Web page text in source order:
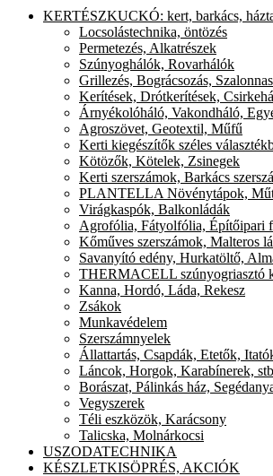
KERTÉSZKUCKÓ: kert, barkács,
Locsolástechnika, öntözés
Permetezés, Alkatrészek
Szúnyoghálók, Rovarhálók
Grillezés, Bográcsozás,
Kerítések, Drótkerítések,
Árnyékolóháló, Vakondháló,
Agroszövet, Geotextil, Műfű
Kerti kiegészítők széles
Kötözők, Kötelek, Zsinegek
Kerti szerszámok, Barkács
PLANTELLA Növénytápok,
Virágkaspók, Balkonládák
Agrofólia, Fátyolfólia, Építőipari
Kőműves szerszámok, Malteros
Savanyító edény, Hurkatöltő,
THERMACELL szúnyogriasztó
Kanna, Hordó, Láda, Rekesz
Zsákok
Munkavédelem
Szerszámnyelek
Állattartás, Csapdák, Etetők,
Láncok, Horgok, Karabínerek,
Borászat, Pálinkás ház,
Vegyszerek
Téli eszközök, Karácsony
Talicska, Molnárkocsi
USZODATECHNIKA
KÉSZLETKISÖPRÉS, AKCIÓK